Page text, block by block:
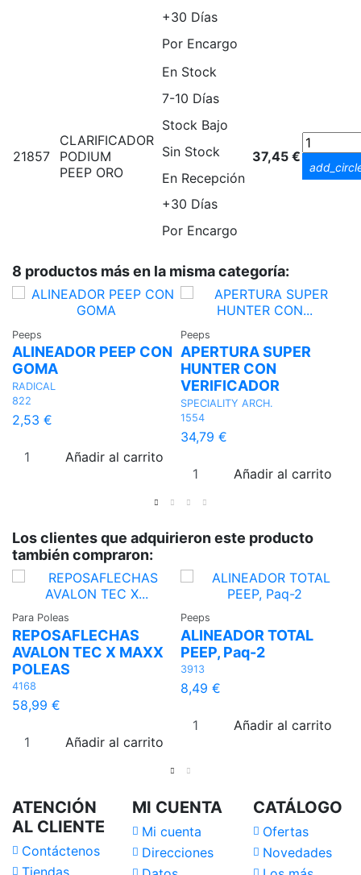
+30 Días
Por Encargo
21857
CLARIFICADOR
PODIUM
PEEP ORO
En Stock
7-10 Días
Stock Bajo
Sin Stock
En Recepción
+30 Días
Por Encargo
37,45 €
8 productos más en la misma categoría:
Peeps
ALINEADOR PEEP CON
GOMA
RADICAL
822
2,53 €
Añadir al carrito
Peeps
APERTURA SUPER
HUNTER CON
VERIFICADOR
SPECIALITY ARCH.
1554
34,79 €
Añadir al carrito
Los clientes que adquirieron este producto
también compraron:
Para Poleas
REPOSAFLECHAS
AVALON TEC X MAXX
POLEAS
4168
58,99 €
Añadir al carrito
Peeps
ALINEADOR TOTAL
PEEP, Paq-2
3913
8,49 €
Añadir al carrito
ATENCIÓN
AL CLIENTE
Contáctenos
Tiendas
MI CUENTA
Mi cuenta
Direcciones
CATÁLOGO
Ofertas
Novedades